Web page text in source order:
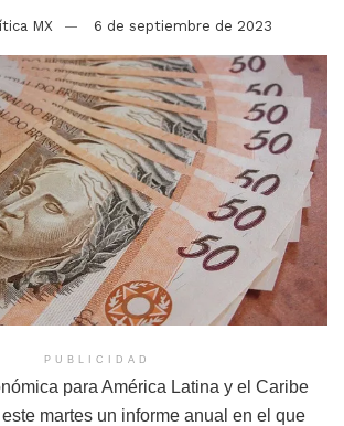
MX 6 de septiembre de 2023
PUBLICIDAD
para América Latina y el Caribe
martes un informe anual en el que